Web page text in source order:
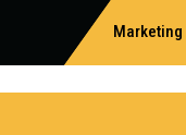
Marketing